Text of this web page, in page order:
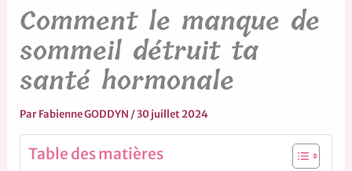
Comment le manque de
sommeil détruit ta
santé hormonale
ParFabienne GODDYN /30 juillet 2024
Table des matières